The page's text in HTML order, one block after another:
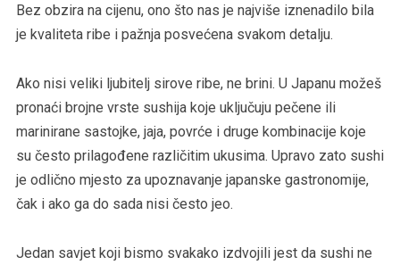
Bez obzira na cijenu, ono što nas je najviše iznenadilo bila
je kvaliteta ribe i pažnja posvećena svakom detalju.
Ako nisi veliki ljubitelj sirove ribe, ne brini. U Japanu možeš
pronaći brojne vrste sushija koje uključuju pečene ili
marinirane sastojke, jaja, povrće i druge kombinacije koje
su često prilagođene različitim ukusima. Upravo zato sushi
je odlično mjesto za upoznavanje japanske gastronomije,
čak i ako ga do sada nisi često jeo.
Jedan savjet koji bismo svakako izdvojili jest da sushi ne